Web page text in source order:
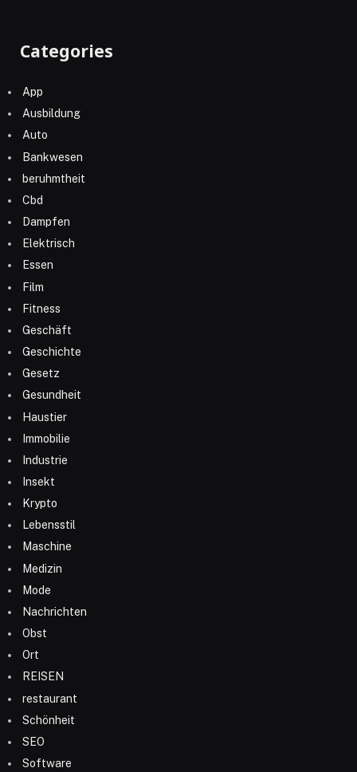
Categories
App
Ausbildung
Auto
Bankwesen
beruhmtheit
Cbd
Dampfen
Elektrisch
Essen
Film
Fitness
Geschäft
Geschichte
Gesetz
Gesundheit
Haustier
Immobilie
Industrie
Insekt
Krypto
Lebensstil
Maschine
Medizin
Mode
Nachrichten
Obst
Ort
REISEN
restaurant
Schönheit
SEO
Software